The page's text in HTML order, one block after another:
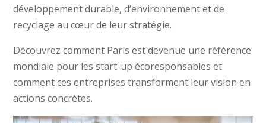
développement durable, d’environnement et de
recyclage au cœur de leur stratégie.
Découvrez comment Paris est devenue une référence
mondiale pour les start-up écoresponsables et
comment ces entreprises transforment leur vision en
actions concrètes.